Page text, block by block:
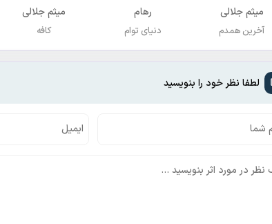
میثم جلالی
آخرین همدم
رهام
دنیای توام
میثم جلالی
کافه
لطفا نظر خود را بنویسید